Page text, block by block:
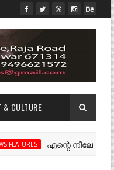
& CULTURE
എന്റെ നീലേശ്വരം:ഒരു